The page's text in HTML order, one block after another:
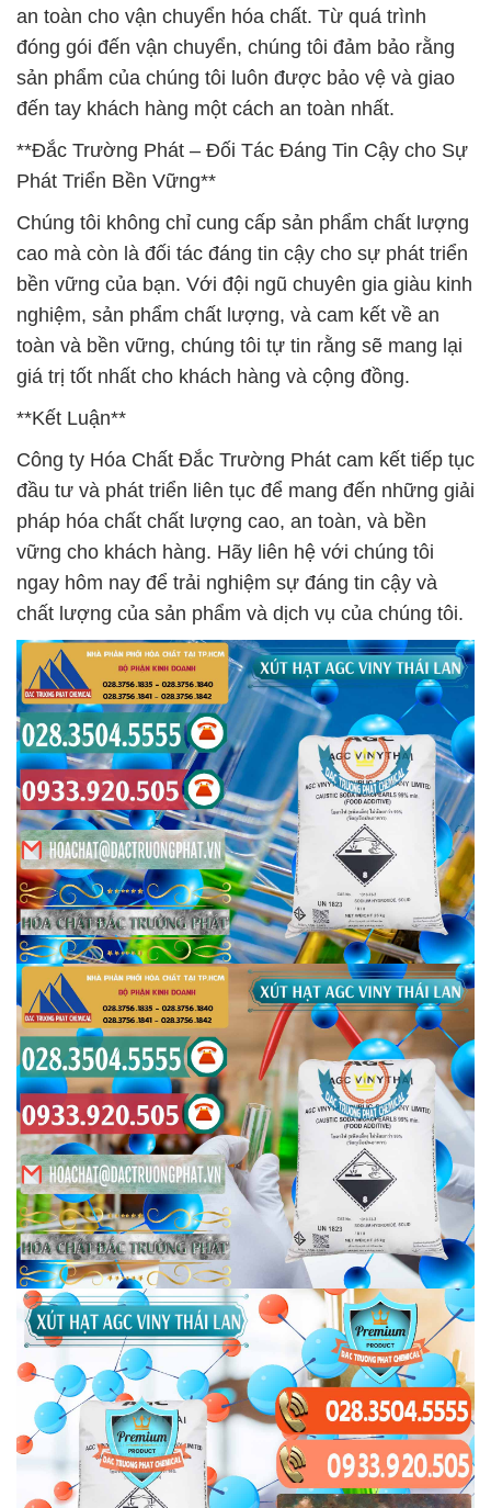
an toàn cho vận chuyển hóa chất. Từ quá trình
đóng gói đến vận chuyển, chúng tôi đảm bảo rằng
sản phẩm của chúng tôi luôn được bảo vệ và giao
đến tay khách hàng một cách an toàn nhất.
**Đắc Trường Phát – Đối Tác Đáng Tin Cậy cho Sự
Phát Triển Bền Vững**
Chúng tôi không chỉ cung cấp sản phẩm chất lượng
cao mà còn là đối tác đáng tin cậy cho sự phát triển
bền vững của bạn. Với đội ngũ chuyên gia giàu kinh
nghiệm, sản phẩm chất lượng, và cam kết về an
toàn và bền vững, chúng tôi tự tin rằng sẽ mang lại
giá trị tốt nhất cho khách hàng và cộng đồng.
**Kết Luận**
Công ty Hóa Chất Đắc Trường Phát cam kết tiếp tục
đầu tư và phát triển liên tục để mang đến những giải
pháp hóa chất chất lượng cao, an toàn, và bền
vững cho khách hàng. Hãy liên hệ với chúng tôi
ngay hôm nay để trải nghiệm sự đáng tin cậy và
chất lượng của sản phẩm và dịch vụ của chúng tôi.